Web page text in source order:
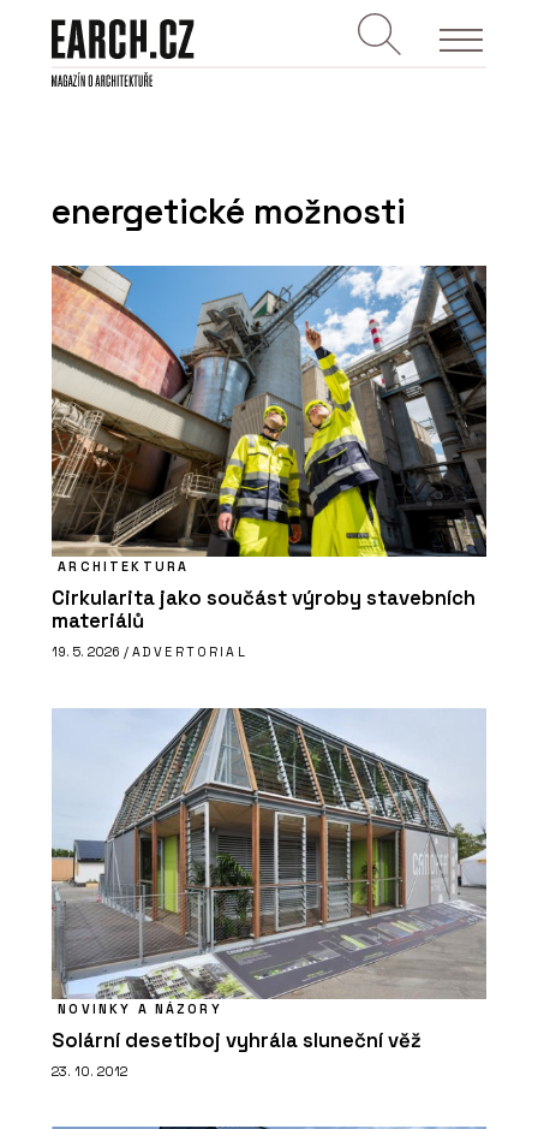
energetické možnosti
ARCHITEKTURA
Cirkularita jako součást výroby stavebních
materiálů
19. 5. 2026 / ADVERTORIAL
NOVINKY A NÁZORY
Solární desetiboj vyhrála sluneční věž
23. 10. 2012